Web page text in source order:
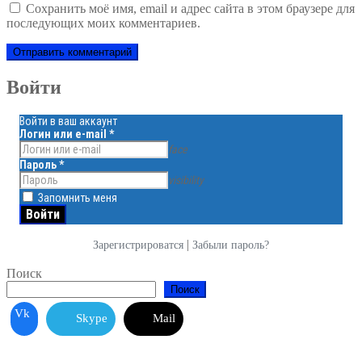
Сохранить моё имя, email и адрес сайта в этом браузере для
последующих моих комментариев.
Войти
Войти в ваш аккаунт
Логин или e-mail *
face
Пароль*
visibility
Запомнить меня
Зарегистрироватся | Забыли пароль?
Поиск
Поиск
Vk Skype Mail